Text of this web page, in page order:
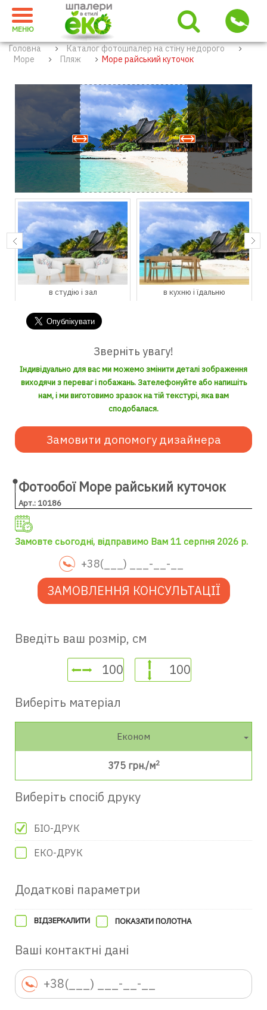
МЕНЮ
Головна
Каталог фотошпалер на стіну недорого
Море
Пляж Море райський куточок
в студію і зал в кухню і їдальню
Зверніть увагу!
Індивідуально для вас ми можемо змінити деталі зображення
виходячи з переваг і побажань. Зателефонуйте або напишіть
нам, і ми виготовимо зразок на тій текстурі, яка вам
сподобалася.
Замовити допомогу дизайнера
Фотообої Море райський куточок
Арт.: 10186
Замовте сьогодні, відправимо Вам 11 серпня 2026 р.
ЗАМОВЛЕННЯ КОНСУЛЬТАЦІЇ
Введіть ваш розмір, см
Виберіть матеріал
Економ
375 грн./м2
Виберіть спосіб друку
БІО-ДРУК
ЕКО-ДРУК
Додаткові параметри
ВІДЗЕРКАЛИТИ ПОКАЗАТИ ПОЛОТНА
Ваші контактні дані